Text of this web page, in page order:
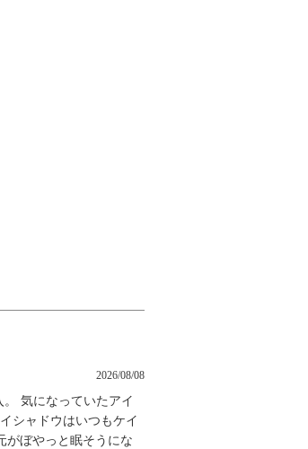
2026/08/08
気になっていたアイ
シャドウはいつもケイ
がぼやっと眠そうにな